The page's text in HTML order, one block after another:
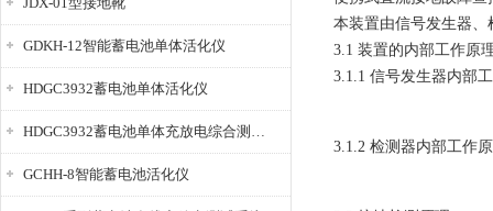
GDKH-12智能蓄电池单体活化仪
HDGC3932蓄电池单体活化仪
HDGC3932蓄电池单体充放电综合测试仪
GCHH-8智能蓄电池活化仪
本装置由信号发生器
3.1 装置的内部工作原
3.1.1 信号发生器内部
3.1.2 检测器内部工作